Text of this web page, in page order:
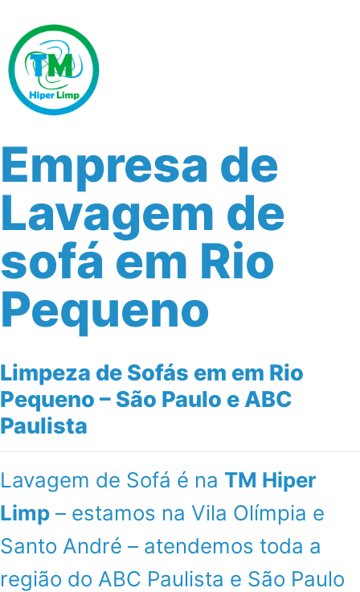
Empresa de
Lavagem de
sofá em Rio
Pequeno
Limpeza de Sofás em em Rio
Pequeno – São Paulo e ABC
Paulista
Lavagem de Sofá é na TM Hiper
Limp – estamos na Vila Olímpia e
Santo André – atendemos toda a
região do ABC Paulista e São Paulo